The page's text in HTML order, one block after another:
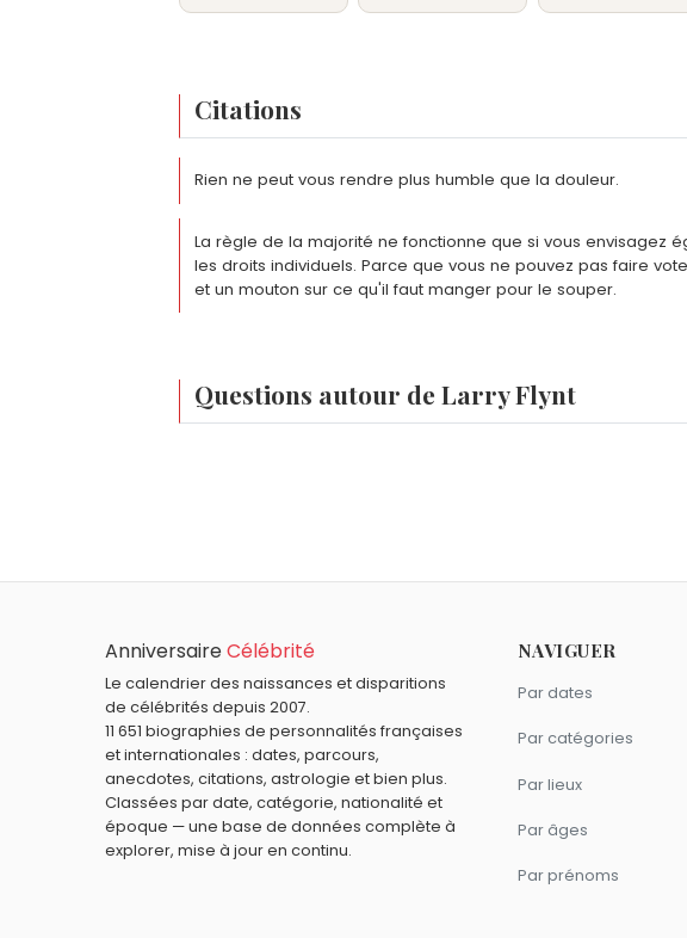
Citations
Rien ne peut vous rendre plus humble que la douleur.
La règle de la majorité ne fonctionne que si vous envisagez
les droits individuels. Parce que vous ne pouvez pas faire
et un mouton sur ce qu'il faut manger pour le souper.
Questions autour de Larry Flynt
AnniversaireCélébrité
Le calendrier des naissances et disparitions
de célébrités depuis 2007.
11 651 biographies de personnalités françaises
et internationales : dates, parcours,
anecdotes, citations, astrologie et bien plus.
Classées par date, catégorie, nationalité et
époque — une base de données complète à
explorer, mise à jour en continu.
NAVIGUER
Par dates
Par catégories
Par lieux
Par âges
Par prénoms